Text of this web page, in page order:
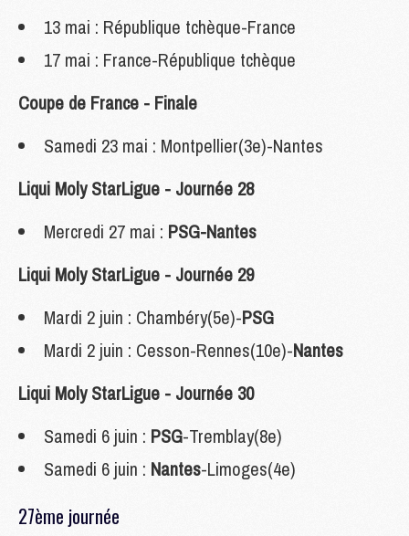
13 mai : République tchèque-France
17 mai : France-République tchèque
Coupe de France - Finale
Samedi 23 mai : Montpellier(3e)-Nantes
Liqui Moly StarLigue - Journée 28
Mercredi 27 mai : PSG-Nantes
Liqui Moly StarLigue - Journée 29
Mardi 2 juin : Chambéry(5e)-PSG
Mardi 2 juin : Cesson-Rennes(10e)-Nantes
Liqui Moly StarLigue - Journée 30
Samedi 6 juin : PSG-Tremblay(8e)
Samedi 6 juin : Nantes-Limoges(4e)
27ème journée